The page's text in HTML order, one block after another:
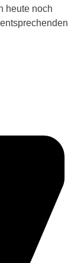
heute noch